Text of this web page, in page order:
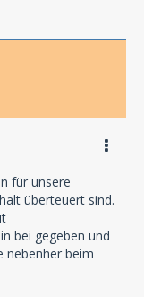
für unsere
überteuert sind.
bei gegeben und
nebenher beim